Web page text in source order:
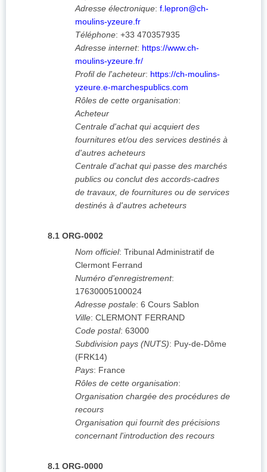
Adresse électronique: f.lepron@ch-
moulins-yzeure.fr
Téléphone: +33 470357935
Adresse internet: https://www.ch-
moulins-yzeure.fr/
Profil de l'acheteur: https://ch-moulins-
yzeure.e-marchespublics.com
Rôles de cette organisation:
Acheteur
Centrale d'achat qui acquiert des
fournitures et/ou des services destinés à
d'autres acheteurs
Centrale d'achat qui passe des marchés
publics ou conclut des accords-cadres
de travaux, de fournitures ou de services
destinés à d'autres acheteurs
8.1 ORG-0002
Nom officiel: Tribunal Administratif de
Clermont Ferrand
Numéro d'enregistrement:
17630005100024
Adresse postale: 6 Cours Sablon
Ville: CLERMONT FERRAND
Code postal: 63000
Subdivision pays (NUTS): Puy-de-Dôme
(FRK14)
Pays: France
Rôles de cette organisation:
Organisation chargée des procédures de
recours
Organisation qui fournit des précisions
concernant l'introduction des recours
8.1 ORG-0000